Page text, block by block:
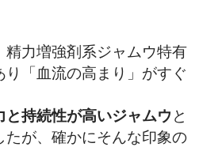
精力増強剤系ジャムウ特有
「血流の高まり」がすぐ
持続性が高いジャムウ と
たが、確かにそんな印象の